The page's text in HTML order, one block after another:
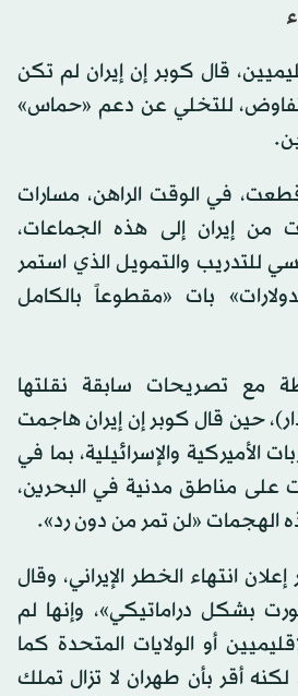
قال كوبر إن إيران لم تكن
للتخلي عن دعم «حماس»
في الوقت الراهن، مسارات
من إيران إلى هذه الجماعات،
للتدريب والتمويل الذي استمر
بات «مقطوعاً بالكامل
مع تصريحات سابقة نقلتها
حين قال كوبر إن إيران هاجمت
الأميركية والإسرائيلية، بما في
مناطق مدنية في البحرين،
الهجمات «لن تمر من دون رد».
انتهاء الخطر الإيراني، وقال
بشكل دراماتيكي»، وإنها لم
أو الولايات المتحدة كما
أقر بأن طهران لا تزال تملك